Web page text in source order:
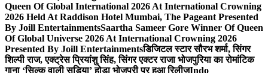
Queen Of Global International 2026 At International Crowning
2026 Held At Raddison Hotel Mumbai, The Pageant Presented
By Joill EntertainmentsSaartha Sameer Gore Winner Of Queen
Of Global Universe 2026 At International Crowning 2026
Presented By Joill Entertainmentsडिजिटल स्टार सौरभ शर्मा, सिंगर
शिल्पी राज, एक्ट्रेस प्रियांशु सिंह, सिंगर एक्टर राजा भोजपुरिया का रोमांटिक
गाना ‘सिल्क वाली सड़िया’ होडा भोजपुरी पर हुआ रिलीजIndo